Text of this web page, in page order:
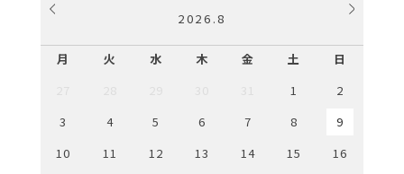
2026 .8
月 火 水 木 金 土
日
1
2
3
4 5 6 7 8
9
10
11 12 13 14 15
16